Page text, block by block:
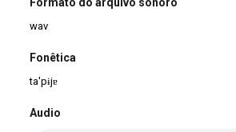
wav
Fonêtica
ta'pɨjɐ
Audio